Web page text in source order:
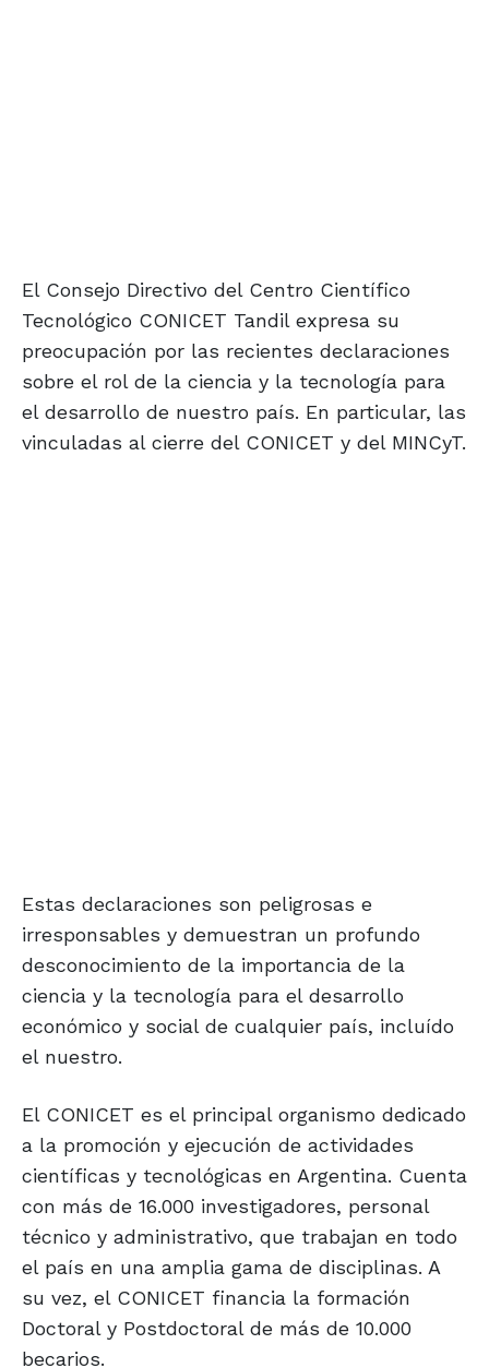
El Consejo Directivo del Centro Científico
Tecnológico CONICET Tandil expresa su
preocupación por las recientes declaraciones
sobre el rol de la ciencia y la tecnología para
el desarrollo de nuestro país. En particular, las
vinculadas al cierre del CONICET y del MINCyT.
Estas declaraciones son peligrosas e
irresponsables y demuestran un profundo
desconocimiento de la importancia de la
ciencia y la tecnología para el desarrollo
económico y social de cualquier país, incluído
el nuestro.
El CONICET es el principal organismo dedicado
a la promoción y ejecución de actividades
científicas y tecnológicas en Argentina. Cuenta
con más de 16.000 investigadores, personal
técnico y administrativo, que trabajan en todo
el país en una amplia gama de disciplinas. A
su vez, el CONICET financia la formación
Doctoral y Postdoctoral de más de 10.000
becarios.